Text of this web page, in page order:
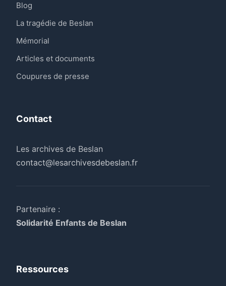
Blog
La tragédie de Beslan
Mémorial
Articles et documents
Coupures de presse
Contact
Les archives de Beslan
contact@lesarchivesdebeslan.fr
Partenaire :
Solidarité Enfants de Beslan
Ressources